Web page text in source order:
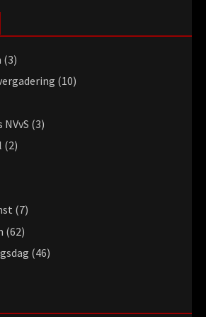
(3)
(10)
(3)
(2)
(7)
(62)
(46)